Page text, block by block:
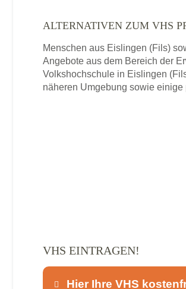
ALTERNATIVEN ZUM VHS
Menschen aus Eislingen (Fils)
Angebote aus dem Bereich der
Volkshochschule in Eislingen
näheren Umgebung sowie
VHS EINTRAGEN!
Hier Ihre VHS